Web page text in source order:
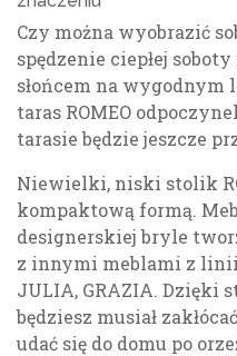
Czy można wyobrazić
spędzenie ciepłej
słońcem na
taras ROMEO
tarasie będzie jeszcze
Niewielki, niski stolik
kompaktową formą.
designerskiej bryle
z innymi meblami z linii
JULIA, GRAZIA. Dzięki
będziesz musiał
udać się do domu po